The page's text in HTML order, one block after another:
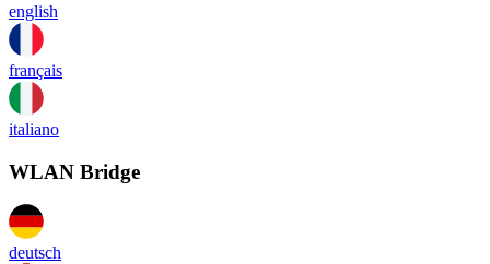
english
français
italiano
WLAN Bridge
deutsch